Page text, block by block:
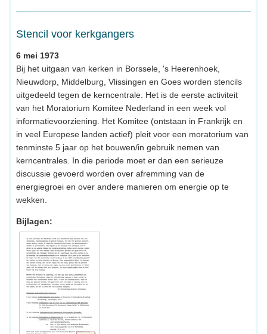
Stencil voor kerkgangers
6 mei 1973
Bij het uitgaan van kerken in Borssele, 's Heerenhoek,
Nieuwdorp, Middelburg, Vlissingen en Goes worden stencils
uitgedeeld tegen de kerncentrale. Het is de eerste activiteit
van het Moratorium Komitee Nederland in een week vol
informatievoorziening. Het Komitee (ontstaan in Frankrijk en
in veel Europese landen actief) pleit voor een moratorium van
tenminste 5 jaar op het bouwen/in gebruik nemen van
kerncentrales. In die periode moet er dan een serieuze
discussie gevoerd worden over afremming van de
energiegroei en over andere manieren om energie op te
wekken.
Bijlagen: